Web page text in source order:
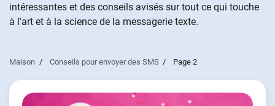
intéressantes et des conseils avisés sur tout ce qui touche
à l'art et à la science de la messagerie texte.
Maison Conseils pour envoyer des SMS Page 2